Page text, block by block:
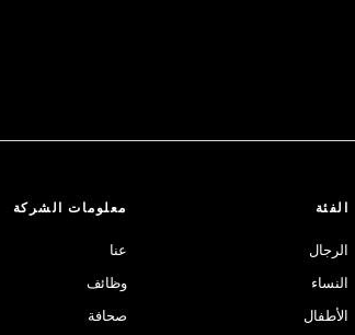
الفئة
الرجال
النساء
الأطفال
معلومات الشركة
عنا
وظائف
صحافة